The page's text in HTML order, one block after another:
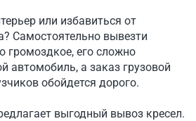
или избавиться от
Самостоятельно вывезти
громоздкое, его сложно
автомобиль, а заказ грузовой
обойдется дорого.
выгодный вывоз кресел.